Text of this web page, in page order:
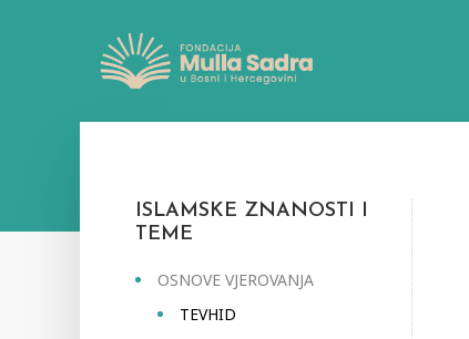
ISLAMSKE ZNANOSTI I
TEME
OSNOVE VJEROVANJA
TEVHID